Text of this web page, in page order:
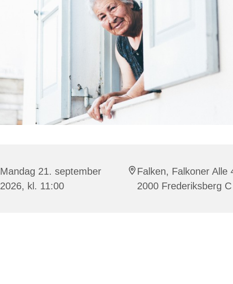
Mandag 21. september
2026, kl. 11:00
Falken, Falkoner Alle
2000 Frederiksberg C